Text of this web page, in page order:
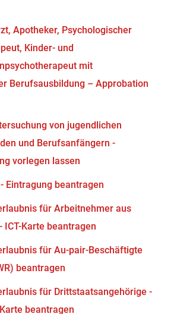
Apotheker, Psychologischer
Kinder- und
mit
Berufsausbildung – Approbation
von jugendlichen
und Berufsanfängern -
vorlegen lassen
Eintragung beantragen
für Arbeitnehmer aus
ICT-Karte beantragen
für Au-pair-Beschäftigte
beantragen
für Drittstaatsangehörige -
beantragen